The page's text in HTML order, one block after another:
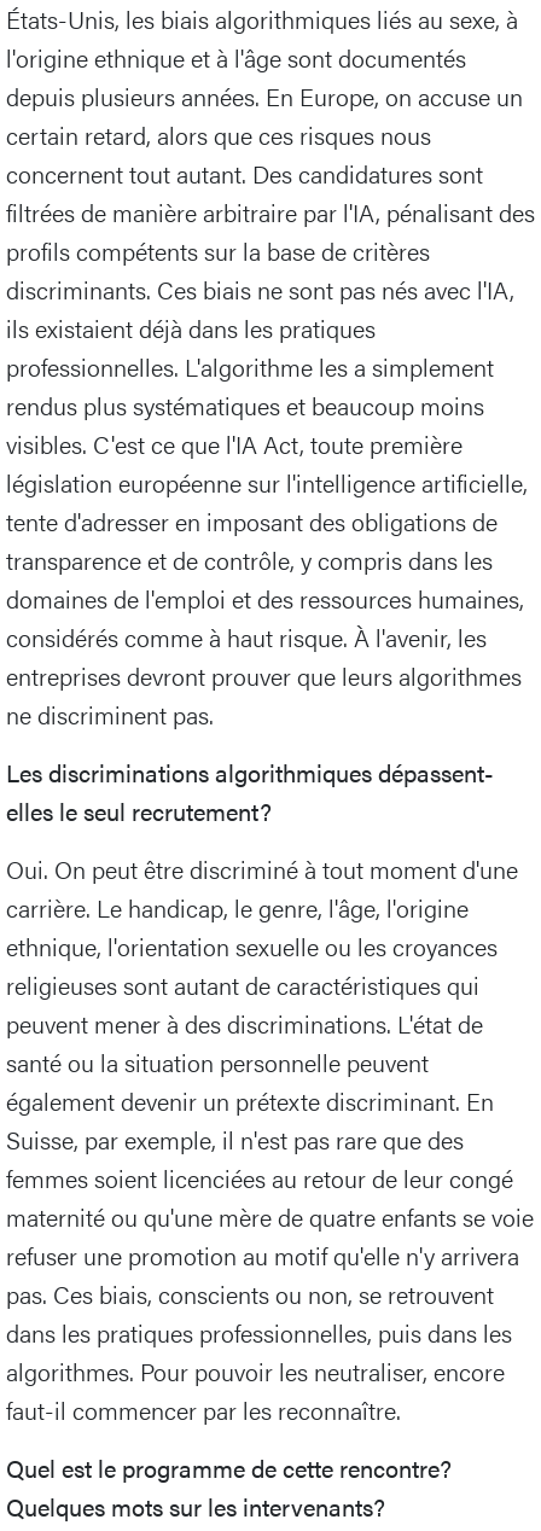
États-Unis, les biais algorithmiques liés au sexe, à
l'origine ethnique et à l'âge sont documentés
depuis plusieurs années. En Europe, on accuse un
certain retard, alors que ces risques nous
concernent tout autant. Des candidatures sont
filtrées de manière arbitraire par l'IA, pénalisant des
profils compétents sur la base de critères
discriminants. Ces biais ne sont pas nés avec l'IA,
ils existaient déjà dans les pratiques
professionnelles. L'algorithme les a simplement
rendus plus systématiques et beaucoup moins
visibles. C'est ce que l'IA Act, toute première
législation européenne sur l'intelligence artificielle,
tente d'adresser en imposant des obligations de
transparence et de contrôle, y compris dans les
domaines de l'emploi et des ressources humaines,
considérés comme à haut risque. À l'avenir, les
entreprises devront prouver que leurs algorithmes
ne discriminent pas.
Les discriminations algorithmiques dépassent-
elles le seul recrutement?
Oui. On peut être discriminé à tout moment d'une
carrière. Le handicap, le genre, l'âge, l'origine
ethnique, l'orientation sexuelle ou les croyances
religieuses sont autant de caractéristiques qui
peuvent mener à des discriminations. L'état de
santé ou la situation personnelle peuvent
également devenir un prétexte discriminant. En
Suisse, par exemple, il n'est pas rare que des
femmes soient licenciées au retour de leur congé
maternité ou qu'une mère de quatre enfants se voie
refuser une promotion au motif qu'elle n'y arrivera
pas. Ces biais, conscients ou non, se retrouvent
dans les pratiques professionnelles, puis dans les
algorithmes. Pour pouvoir les neutraliser, encore
faut-il commencer par les reconnaître.
Quel est le programme de cette rencontre?
Quelques mots sur les intervenants?